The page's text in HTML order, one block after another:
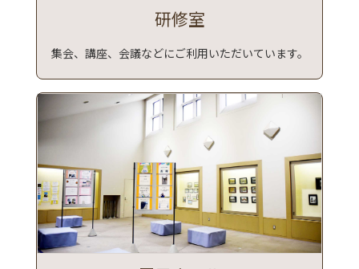
研修室
集会、講座、会議などにご利用いただいています。